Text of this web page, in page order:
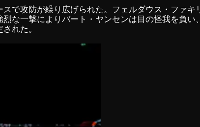
で攻防が繰り広げられた。フェルダウス・ファキ
な一撃によりバート・ヤンセンは目の怪我を負い
れた。